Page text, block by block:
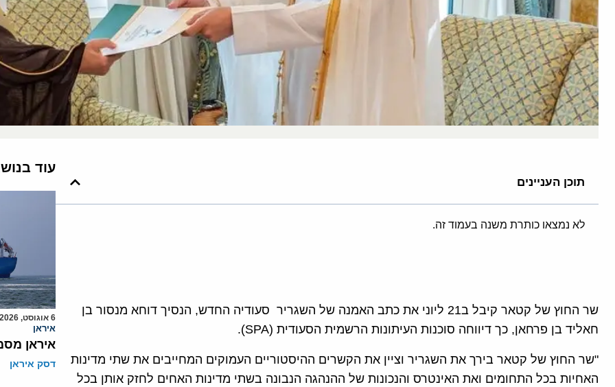
תוכן העניינים
לא נמצאו כותרת משנה בעמוד זה.
שר החוץ של קטאר קיבל ב21 ליוני את כתב האמנה של השגריר סעודיה החדש, הנסיך דוחא מנסור בן
חאליד בן פרחאן, כך דיווחה סוכנות העיתונות הרשמית הסעודית (SPA).
"שר החוץ של קטאר בירך את השגריר וציין את הקשרים ההיסטוריים העמוקים המחייבים את שתי מדינות
האחיות בכל התחומים ואת האינטרס והנכונות של ההנהגה הנבונה בשתי מדינות האחים לחזק אותן בכל
עוד
6 אוגוסט, 2026
איראן
איראן
דסק איראן